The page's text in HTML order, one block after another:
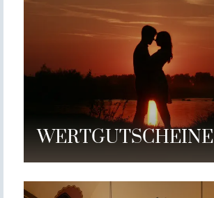
WERT­GUTSCHEINE